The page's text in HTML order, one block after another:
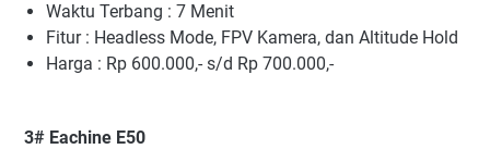
Waktu Terbang : 7 Menit
Fitur : Headless Mode, FPV Kamera, dan Altitude Hold
Harga : Rp 600.000,- s/d Rp 700.000,-
3# Eachine E50